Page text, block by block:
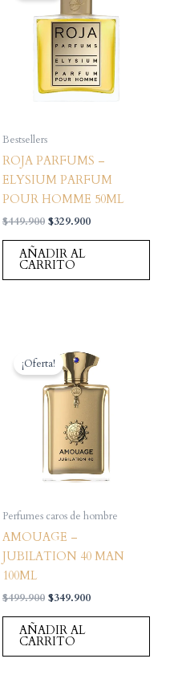
Bestsellers
ROJA PARFUMS –
ELYSIUM PARFUM
POUR HOMME 50ML
$449.900 El
original
era:
$329.900El
AÑADIR AL
CARRITO
¡Oferta!
Perfumes caros de hombre
AMOUAGE –
JUBILATION 40 MAN
100ML
$499.900 El
original
era:
$349.900El
AÑADIR AL
CARRITO